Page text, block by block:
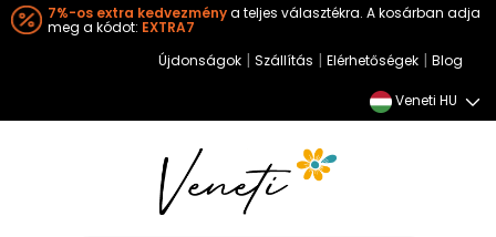
7%-os extra kedvezménya teljes választékra. A kosárban adja
meg a kódot: EXTRA7
Újdonságok | Szállítás | Elérhetőségek | Blog
Veneti HU